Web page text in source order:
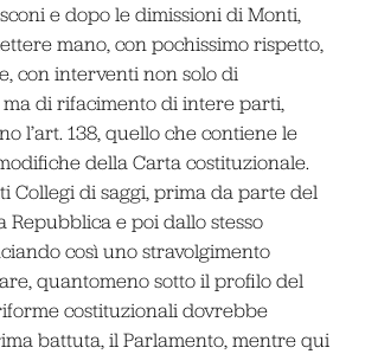
e dopo le dimissioni di Monti,
mano, con pochissimo rispetto,
con interventi non solo di
di rifacimento di intere parti,
l’art. 138, quello che contiene le
della Carta costituzionale.
Collegi di saggi, prima da parte del
Repubblica e poi dallo stesso
così uno stravolgimento
quantomeno sotto il profilo del
costituzionali dovrebbe
battuta, il Parlamento, mentre qui